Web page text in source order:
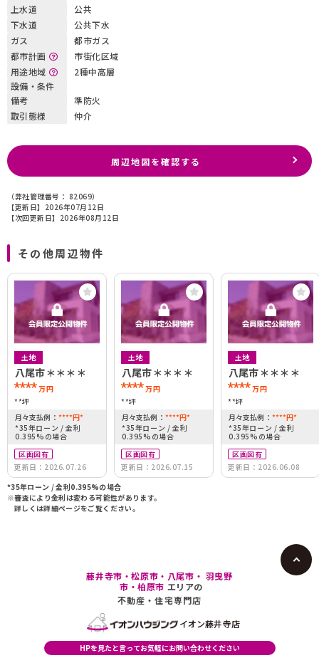
上水道
公共
下水道
公共下水
ガス
都市ガス
都市計画
市街化区域
用途地域
2種中高層
設備・条件
備考
準防火
取引態様
仲介
周辺地図を確認する
（弊社管理番号： 82069）
【更新日】2026年07月12日
【次回更新日】2026年08月12日
その他周辺物件
土地
八尾市＊＊＊＊
****万円
**坪
月々支払例： ****円*
*35年ローン / 金利
0.395%の場合
区画図有
更新日：2026.07.26
土地
八尾市＊＊＊＊
****万円
**坪
月々支払例： ****円*
*35年ローン / 金利
0.395%の場合
区画図有
更新日：2026.07.15
土地
八尾市＊＊＊＊
****万円
**坪
月々支払例： ****円*
*35年ローン / 金利
0.395%の場合
区画図有
更新日：2026.06.08
*35年ローン / 金利0.395%の場合
※審査により金利は変わる可能性があります。
詳しくは詳細ページをご覧ください。
藤井寺市・松原市・八尾市・ 羽曳野
市・柏原市 エリアの
不動産・住宅専門店
イオン藤井寺店
HPを見たと言ってお気軽にお問い合わせください